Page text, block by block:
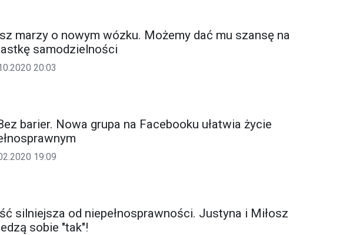
marzy o nowym wózku. Możemy dać mu szansę na
samodzielności
20:03
barier. Nowa grupa na Facebooku ułatwia życie
19:09
silniejsza od niepełnosprawności. Justyna i Miłosz
sobie "tak"!